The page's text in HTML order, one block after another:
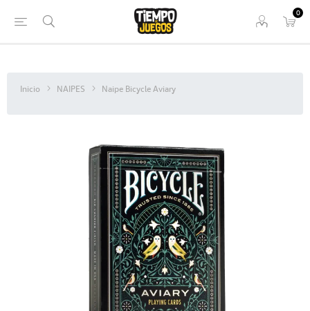
0
Inicio NAIPES Naipe Bicycle Aviary